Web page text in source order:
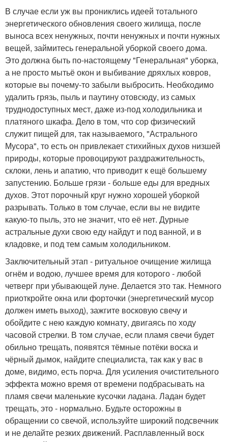
В случае если уж вы прониклись идеей тотального
энергетического обновления своего жилища, после
выноса всех ненужных, почти ненужных и почти нужных
вещей, займитесь генеральной уборкой своего дома.
Это должна быть по-настоящему "Генеральная" уборка,
а не просто мытьё окон и выбивание дряхлых ковров,
которые вы почему-то забыли выбросить. Необходимо
удалить грязь, пыль и паутину отовсюду, из самых
труднодоступных мест, даже из-под холодильника и
платяного шкафа. Дело в том, что сор физический
служит пищей для, так называемого, "Астрального
Мусора", то есть он привлекает стихийных духов низшей
природы, которые провоцируют раздражительность,
склоки, лень и апатию, что приводит к ещё большему
запустению. Больше грязи - больше еды для вредных
духов. Этот порочный круг нужно хорошей уборкой
разрывать. Только в том случае, если вы не видите
какую-то пыль, это не значит, что её нет. Дурные
астральные духи свою еду найдут и под ванной, и в
кладовке, и под тем самым холодильником.
Заключительный этап - ритуальное очищение жилища
огнём и водою, лучшее время для которого - любой
четверг при убывающей луне. Делается это так. Немного
приоткройте окна или форточки (энергетический мусор
должен иметь выход), зажгите восковую свечу и
обойдите с нею каждую комнату, двигаясь по ходу
часовой стрелки. В том случае, если пламя свечи будет
обильно трещать, появятся тёмные потёки воска и
чёрный дымок, найдите специалиста, так как у вас в
доме, видимо, есть порча. Для усиления очистительного
эффекта можно время от времени подбрасывать на
пламя свечи маленькие кусочки ладана. Ладан будет
трещать, это - нормально. Будьте осторожны в
обращении со свечой, используйте широкий подсвечник
и не делайте резких движений. Расплавленный воск